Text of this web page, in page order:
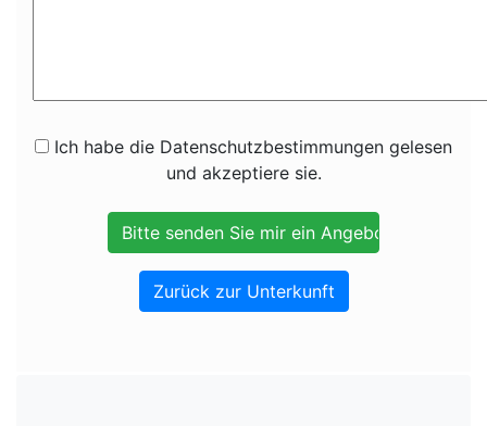
Ich habe die Datenschutzbestimmungen gelesen
und akzeptiere sie.
Zurück zur Unterkunft